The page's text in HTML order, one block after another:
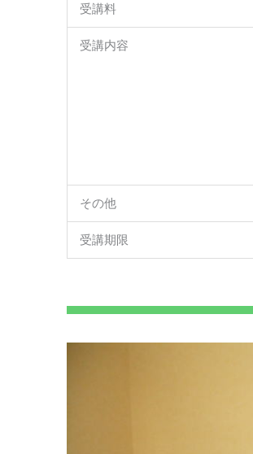
受講料
受講内容
その他
受講期限